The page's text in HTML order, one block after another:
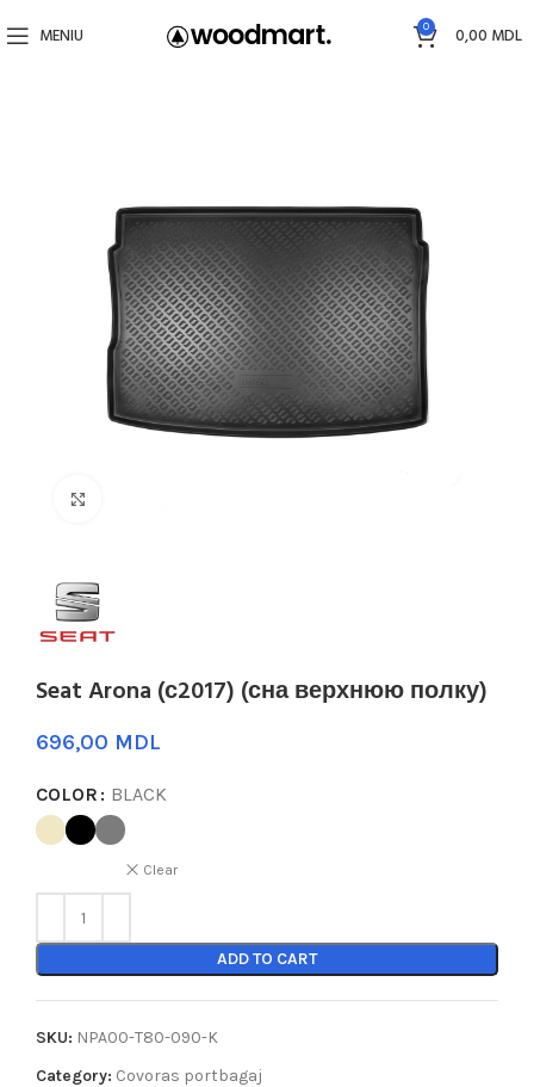
MENIU 0 0,00 MDL
Seat Arona (с2017) (сна верхнюю полку)
MDL
COLOR BLACK
Clear
ADD TO CART
SKU: NPA00-T80-090-K
Category: Covoras portbagaj